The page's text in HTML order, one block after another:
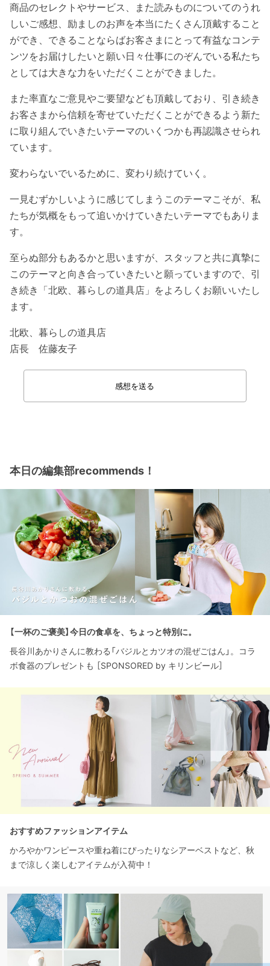
商品のセレクトやサービス、また読みものについてのうれ
しいご感想、励ましのお声を本当にたくさん頂戴すること
ができ、できることならばお客さまにとって有益なコンテ
ンツをお届けしたいと願い日々仕事にのぞんでいる私たち
としては大きな力をいただくことができました。
また率直なご意見やご要望なども頂戴しており、引き続き
お客さまから信頼を寄せていただくことができるよう新た
に取り組んでいきたいテーマのいくつかも再認識させられ
ています。
変わらないでいるために、変わり続けていく。
一見むずかしいように感じてしまうこのテーマこそが、私
たちが気概をもって追いかけていきたいテーマでもありま
す。
至らぬ部分もあるかと思いますが、スタッフと共に真摯に
このテーマと向き合っていきたいと願っていますので、引
き続き「北欧、暮らしの道具店」をよろしくお願いいたし
ます。
北欧、暮らしの道具店
店長 佐藤友子
感想を送る
本日の編集部recommends！
【一杯のご褒美】今日の食卓を、ちょっと特別に。
長谷川あかりさんに教わる「バジルとカツオの混ぜごはん」。コラ
ボ食器のプレゼントも ［SPONSORED by キリンビール］
おすすめファッションアイテム
かろやかワンピースや重ね着にぴったりなシアーベストなど、秋
まで涼しく楽しむアイテムが入荷中！